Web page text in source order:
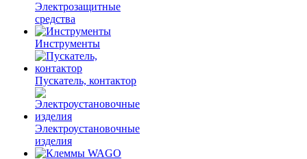
Электрозащитные
средства
Инструменты
Пускатель, контактор
Электроустановочные
изделия